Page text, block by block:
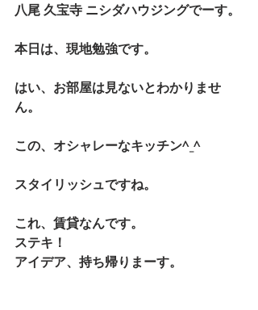
八尾 久宝寺 ニシダハウジングでーす。
本日は、現地勉強です。
はい、お部屋は見ないとわかりませ
ん。
この、オシャレーなキッチン^_^
スタイリッシュですね。
これ、賃貸なんです。
ステキ！
アイデア、持ち帰りまーす。